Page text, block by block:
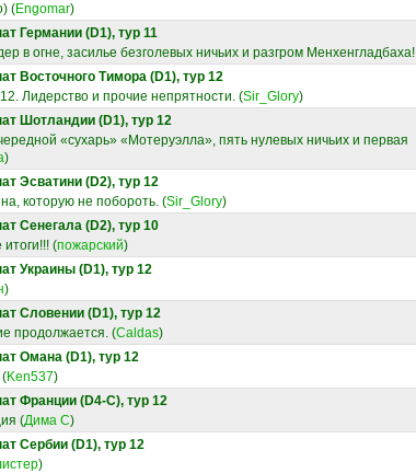
(Engomar)
Германии (D1), тур 11
в огне, засилье безголевых ничьих и разгром Менхенгладбаха!
Восточного Тимора (D1), тур 12
Лидерство и прочие непрятности. (Sir_Glory)
Шотландии (D1), тур 12
«сухарь» «Мотеруэлла», пять нулевых ничьих и первая
)
Эсватини (D2), тур 12
которую не побороть. (Sir_Glory)
Сенегала (D2), тур 10
(пожарский)
Украины (D1), тур 12
)
Словении (D1), тур 12
продолжается. (Caldas)
Омана (D1), тур 12
(Ken537)
Франции (D4-C), тур 12
(Дима С)
Сербии (D1), тур 12
)